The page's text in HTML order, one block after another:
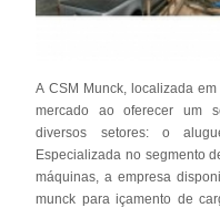
A CSM Munck, localizada
mercado ao oferecer um
diversos setores: o
Especializada no segmento
máquinas, a empresa
munck para içamento de